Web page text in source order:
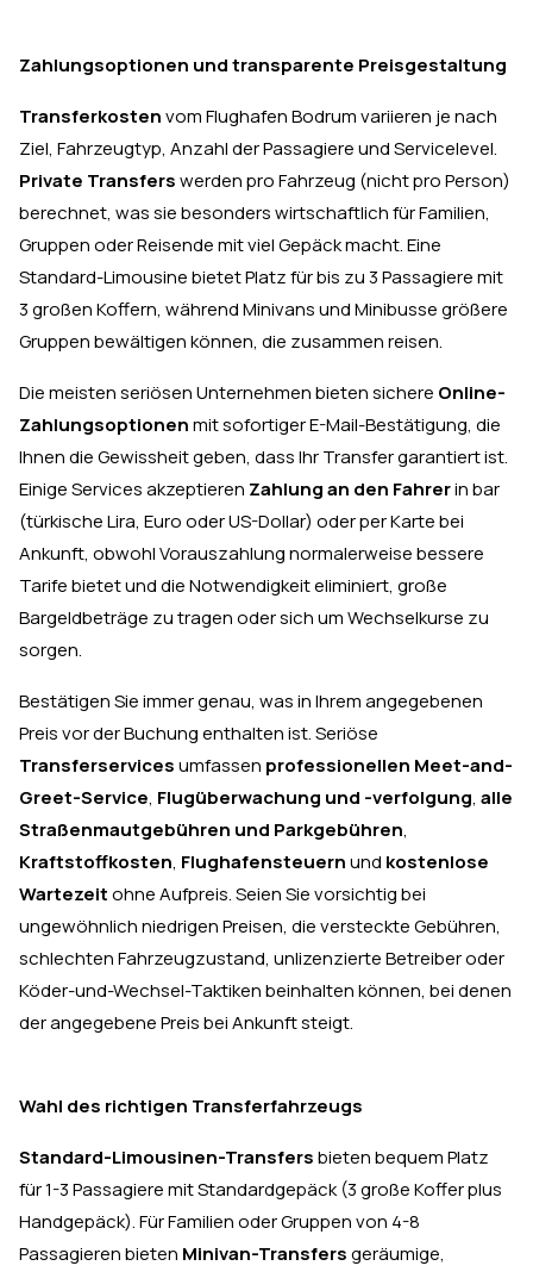
Zahlungsoptionen und transparente Preisgestaltung
Transferkostenvom Flughafen Bodrum variieren je nach
Ziel, Fahrzeugtyp, Anzahl der Passagiere und Servicelevel.
Private Transferswerden pro Fahrzeug (nicht pro Person)
berechnet, was sie besonders wirtschaftlich für Familien,
Gruppen oder Reisende mit viel Gepäck macht. Eine
Standard-Limousine bietet Platz für bis zu 3 Passagiere mit
3 großen Koffern, während Minivans und Minibusse größere
Gruppen bewältigen können, die zusammen reisen.
Die meisten seriösen Unternehmen bieten sichere Online-
Zahlungsoptionenmit sofortiger E-Mail-Bestätigung, die
Ihnen die Gewissheit geben, dass Ihr Transfer garantiert ist.
Einige Services akzeptieren Zahlung an den Fahrerin bar
(türkische Lira, Euro oder US-Dollar) oder per Karte bei
Ankunft, obwohl Vorauszahlung normalerweise bessere
Tarife bietet und die Notwendigkeit eliminiert, große
Bargeldbeträge zu tragen oder sich um Wechselkurse zu
sorgen.
Bestätigen Sie immer genau, was in Ihrem angegebenen
Preis vor der Buchung enthalten ist. Seriöse
Transferservicesumfassen professionellen Meet-and-
Greet-Service, Flugüberwachung und -verfolgung, alle
Straßenmautgebühren und Parkgebühren,
Kraftstoffkosten, Flughafensteuernund kostenlose
Wartezeitohne Aufpreis. Seien Sie vorsichtig bei
ungewöhnlich niedrigen Preisen, die versteckte Gebühren,
schlechten Fahrzeugzustand, unlizenzierte Betreiber oder
Köder-und-Wechsel-Taktiken beinhalten können, bei denen
der angegebene Preis bei Ankunft steigt.
Wahl des richtigen Transferfahrzeugs
Standard-Limousinen-Transfersbieten bequem Platz
für 1-3 Passagiere mit Standardgepäck (3 große Koffer plus
Handgepäck). Für Familien oder Gruppen von 4-8
Passagieren bieten Minivan-Transfersgeräumige,